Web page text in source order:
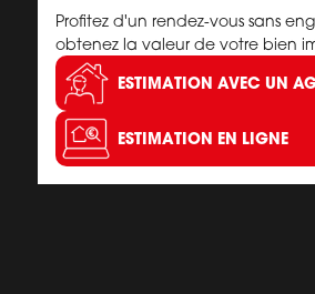
Profitez d'un rendez-vous sans
obtenez la valeur de votre bien
ESTIMATION AVEC UN
ESTIMATION EN LIGNE